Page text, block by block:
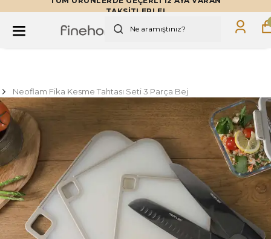
TAKSİTLERLE!
Neoflam Fika Kesme Tahtası Seti 3 Parça Bej